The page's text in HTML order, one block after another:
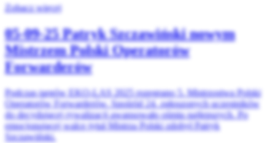
Zobacz więcej
05-09-25Patryk Szczawiński nowym
Mistrzem Polski Operatorów
Forwarderów
Podczas targów EKO-LAS 2025 rozegrano 5. Mistrzostwa Polski
Operatorów Forwarderów. Spośród 24. zgłoszonych uczestników
do decydującej rywalizacji awansowało ośmiu najlepszych. Po
emocjonującej walce tytuł Mistrza Polski zdobył Patryk
Szczawiński.